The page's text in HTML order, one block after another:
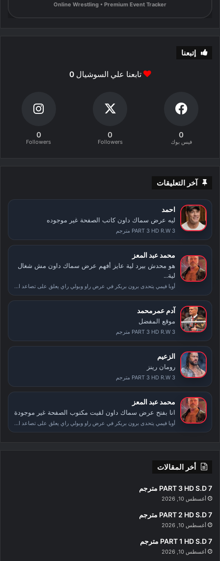
Online Wrestling • Premium Event Tracker
إتبعنا
تابعنا علي السوشيال0
0
فيس بوك
0
Followers
0
Followers
آخر التعليقات
احمد
ليه عرض سماك داون كاتب الصفحة غير موجوده
PART 3 HD R.W 3 مترجم
محمد عبد المعز
هو محدش بيرد لية عايز أفهم عرض سماك داون مش شغال
لية...
أوبا فيمي يتحدى برون بريكر في عرض راو وبولي راي يعلق على تصاعد الأحداث بعد سمر سلام
آدم عمرمحمد
موقع المفضل
PART 3 HD R.W 3 مترجم
الزعيم
رومان رينز
PART 3 HD R.W 3 مترجم
محمد عبد المعز
انا بفتح عرض سماك داون لقيت مكتوب الصفحة غير موجودة
أوبا فيمي يتحدى برون بريكر في عرض راو وبولي راي يعلق على تصاعد الأحداث بعد سمر سلام
أخر المقالات
PART 3 HD S.D 7 مترجم
أغسطس 10, 2026
PART 2 HD S.D 7 مترجم
أغسطس 10, 2026
PART 1 HD S.D 7 مترجم
أغسطس 10, 2026